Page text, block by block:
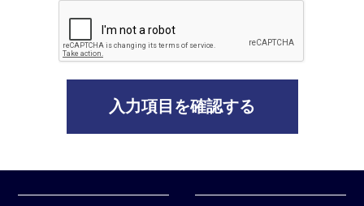
4.個人情報の正確性・安全性の確保
当社は、個人情報の正確性及び安全性を確保するため、
ついて、定期的な見直しによる継続的な改善を実施いた
します。